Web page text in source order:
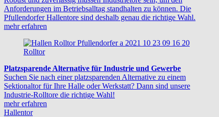
Anforderungen im Betriebsalltag standhalten zu können. Die
Pfullendorfer Hallentore sind deshalb genau die richtige Wahl.
mehr erfahren
Rolltor
Platzsparende Alternative für Industrie und Gewerbe
Suchen Sie nach einer platzsparenden Alternative zu einem
Sektionaltor für Ihre Halle oder Werkstatt? Dann sind unsere
Industrie-Rolltore die richtige Wahl!
mehr erfahren
Hallentor